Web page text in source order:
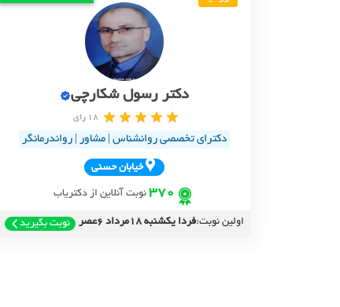
دکتر رسول شکارچی
18 رای
دکترای تخصصی روانشناس | مشاور | رواندرمانگر
خيابان حسني
370 نوبت آنلاین از دکتریاب
اولین نوبت:فردا یکشنبه 18مرداد 6عصر نوبت بگیرید